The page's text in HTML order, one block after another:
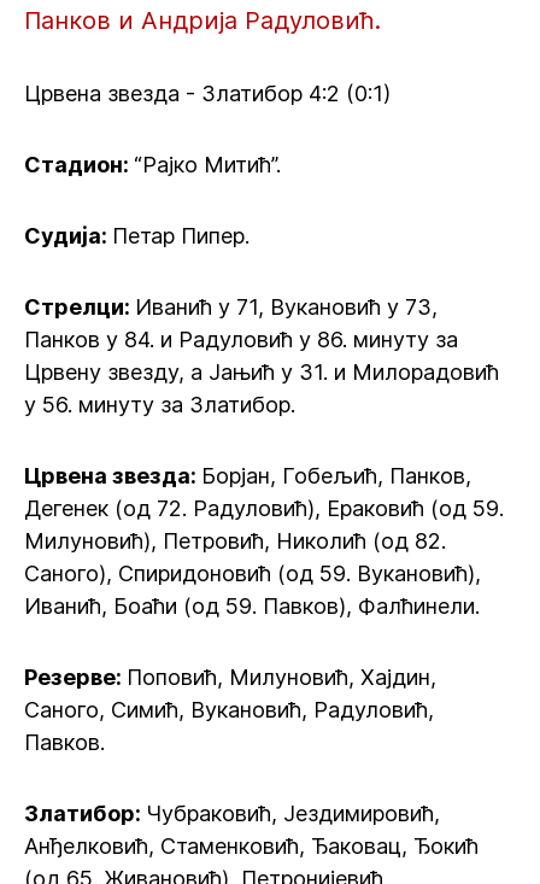
Панков и Андрија Радуловић.
Црвена звезда - Златибор 4:2 (0:1)
Стадион: “Рајко Митић”.
Судија: Петар Пипер.
Стрелци: Иванић у 71, Вукановић у 73,
Панков у 84. и Радуловић у 86. минуту за
Црвену звезду, а Јањић у 31. и Милорадовић
у 56. минуту за Златибор.
Црвена звезда: Борјан, Гобељић, Панков,
Дегенек (од 72. Радуловић), Ераковић (од 59.
Милуновић), Петровић, Николић (од 82.
Саного), Спиридоновић (од 59. Вукановић),
Иванић, Боаћи (од 59. Павков), Фалћинели.
Резерве: Поповић, Милуновић, Хајдин,
Саного, Симић, Вукановић, Радуловић,
Павков.
Златибор: Чубраковић, Јездимировић,
Анђелковић, Стаменковић, Ђаковац, Ђокић
(од 65. Живановић), Петронијевић,